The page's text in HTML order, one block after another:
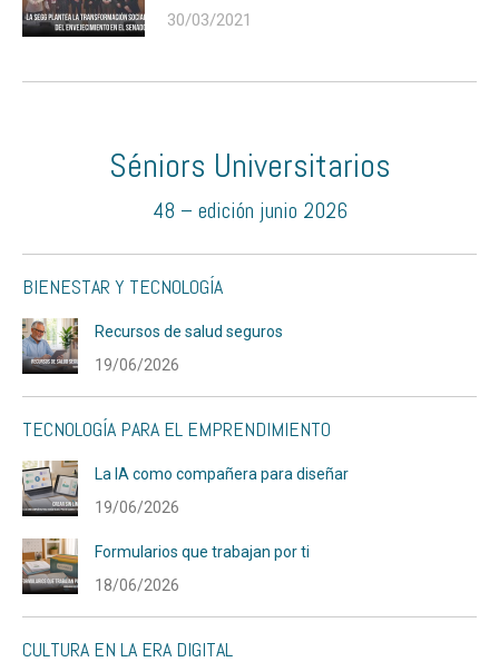
30/03/2021
Séniors Universitarios
48 – edición junio 2026
BIENESTAR Y TECNOLOGÍA
Recursos de salud seguros
19/06/2026
TECNOLOGÍA PARA EL EMPRENDIMIENTO
La IA como compañera para diseñar
19/06/2026
Formularios que trabajan por ti
18/06/2026
CULTURA EN LA ERA DIGITAL